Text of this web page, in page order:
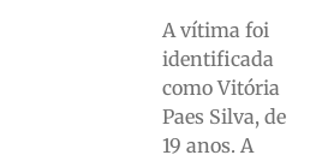
A vítima foi
identificada
como Vitória
Paes Silva, de
19 anos. A